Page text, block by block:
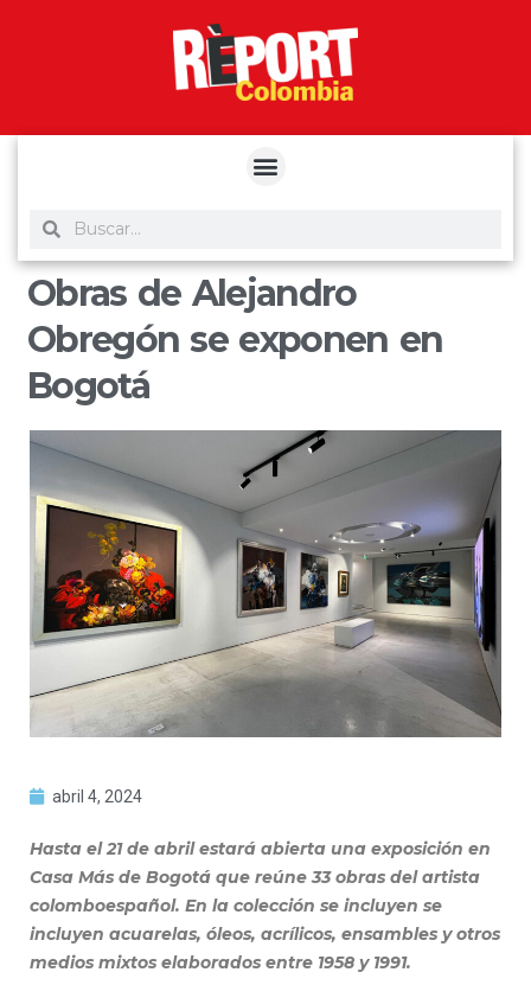
Obras de Alejandro
Obregón se exponen en
Bogotá
abril 4, 2024
Hasta el 21 de abril estará abierta una exposición en
Casa Más de Bogotá que reúne 33 obras del artista
colomboespañol. En la colección se incluyen se
incluyen acuarelas, óleos, acrílicos, ensambles y otros
medios mixtos elaborados entre 1958 y 1991.